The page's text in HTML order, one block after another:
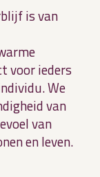
is van
voor ieders
We
van
van
en leven.